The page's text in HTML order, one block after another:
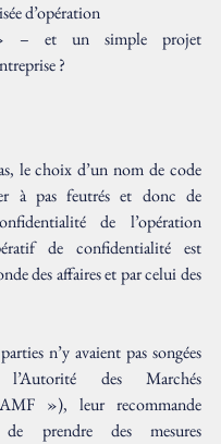
d’opération
– et un simple projet
?
le choix d’un nom de code
à pas feutrés et donc de
de l’opération
de confidentialité est
des affaires et par celui des
n’y avaient pas songées
l’Autorité des Marchés
»), leur recommande
de prendre des mesures